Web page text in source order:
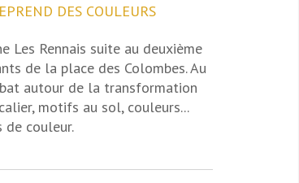
DES COULEURS
Les Rennais suite au deuxième
de la place des Colombes. Au
autour de la transformation
motifs au sol, couleurs...
de couleur.